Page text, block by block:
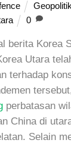
Geopolitik
0
berita Korea
Utara
terhadap
perbatasan
China di
Selain